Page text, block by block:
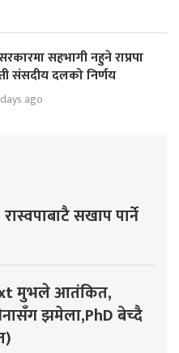
सहभागी नहुने राप्रपा
संसदीय दलको निर्णय
ago
सखाप पार्ने
मुभले आतंकित,
झमेला,PhD बेच्दै